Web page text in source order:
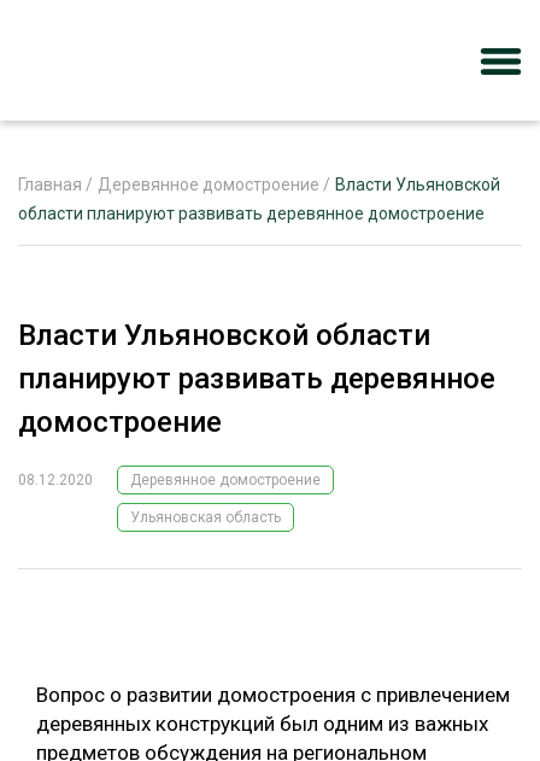
РЕКЛАМОДАТЕЛЯМ
ЛЕСНОЕ ХОЗЯЙСТВО
ЛЕСОЗАГОТОВКА
ОБРАБОТКА ДРЕВЕСИНЫ
ЛЕСОВОССТАНОВЛЕНИЕ И ЗАЩИТА
ЛОГИСТИКА
ТЕМАТИЧЕСКИЕ ПРОЕКТЫ
ЭКСПЕРТНОЕ МНЕНИЕ
Главная / Деревянное домостроение / Власти Ульяновской
области планируют развивать деревянное домостроение
Власти Ульяновской области
планируют развивать деревянное
домостроение
08.12.2020 Деревянное домостроение
Ульяновская область
Вопрос о развитии домостроения с привлечением
деревянных конструкций был одним из важных
предметов обсуждения на региональном